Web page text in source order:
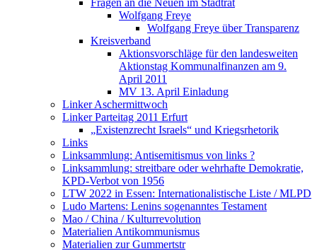
Fragen an die Neuen im Stadtrat
Wolfgang Freye
Wolfgang Freye über Transparenz
Kreisverband
Aktionsvorschläge für den landesweiten
Aktionstag Kommunalfinanzen am 9.
April 2011
MV 13. April Einladung
Linker Aschermittwoch
Linker Parteitag 2011 Erfurt
„Existenzrecht Israels“ und Kriegsrhetorik
Links
Linksammlung: Antisemitismus von links ?
Linksammlung: streitbare oder wehrhafte Demokratie,
KPD-Verbot von 1956
LTW 2022 in Essen: Internationalistische Liste / MLPD
Ludo Martens: Lenins sogenanntes Testament
Mao / China / Kulturrevolution
Materialien Antikommunismus
Materialien zur Gummertstr